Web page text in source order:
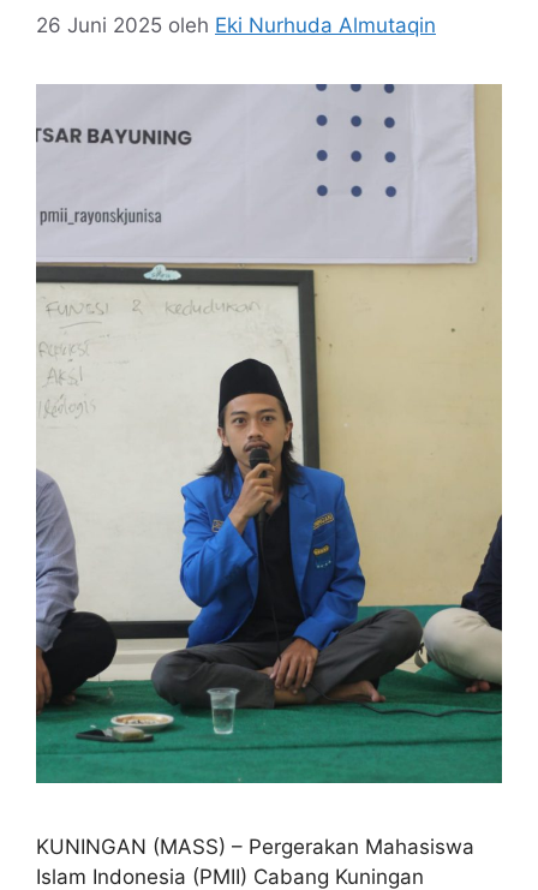
26 Juni 2025 oleh Eki Nurhuda Almutaqin
KUNINGAN (MASS) – Pergerakan Mahasiswa
Islam Indonesia (PMII) Cabang Kuningan